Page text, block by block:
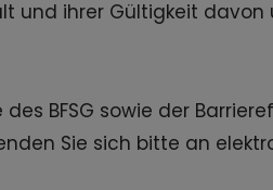
und ihrer Gültigkeit davon
BFSG sowie der
Sie sich bitte an